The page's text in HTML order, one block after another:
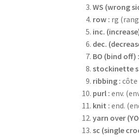
WS (wrong
row : rg
inc.
dec.
BO (bind off) :
stockinette
ribbing : côte
purl : env.
knit : end.
yarn over
sc (single